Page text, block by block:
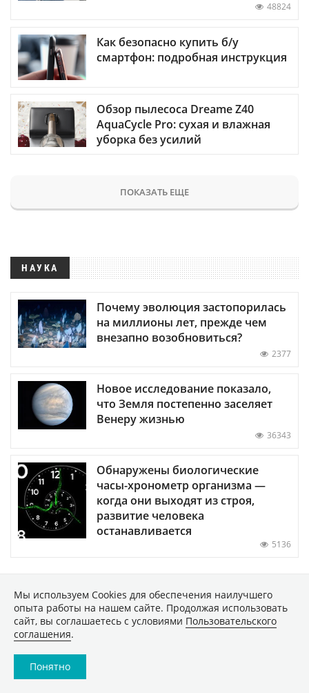
48824
Как безопасно купить б/у
смартфон: подробная инструкция
Обзор пылесоса Dreame Z40
AquaCycle Pro: сухая и влажная
уборка без усилий
ПОКАЗАТЬ ЕЩЕ
НАУКА
Почему эволюция застопорилась
на миллионы лет, прежде чем
внезапно возобновиться?
2377
Новое исследование показало,
что Земля постепенно заселяет
Венеру жизнью
36343
Обнаружены биологические
часы-хронометр организма —
когда они выходят из строя,
развитие человека
останавливается
5136
ПОКАЗАТЬ ЕЩЕ
Мы используем Сookies для обеспечения наилучшего
опыта работы на нашем сайте. Продолжая использовать
сайт, вы соглашаетесь с условиями Пользовательского
соглашения.
Понятно